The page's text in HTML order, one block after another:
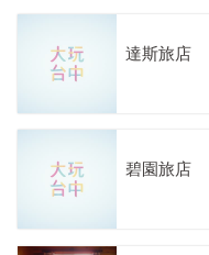
達斯旅店
碧園旅店